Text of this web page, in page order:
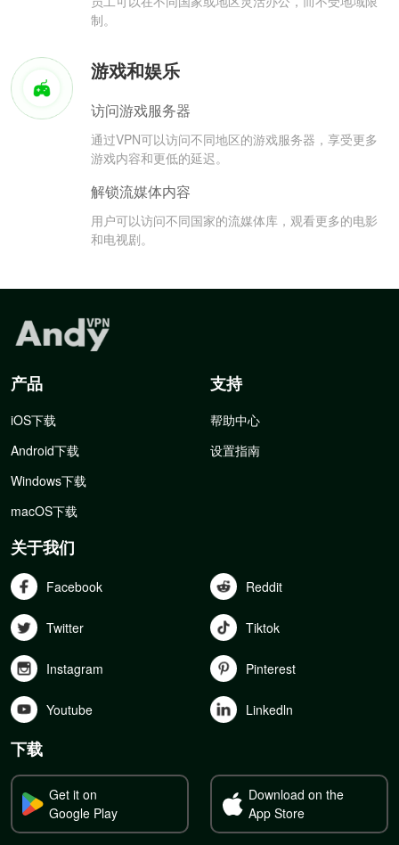
制。
游戏和娱乐
访问游戏服务器
通过VPN可以访问不同地区的游戏服务器，享受更多
游戏内容和更低的延迟。
解锁流媒体内容
用户可以访问不同国家的流媒体库，观看更多的电影
和电视剧。
产品
iOS下载
Android下载
Windows下载
macOS下载
支持
帮助中心
设置指南
关于我们
Facebook Reddit
Twitter Tiktok
Instagram Pinterest
Youtube Linkedln
下载
Get it on
Google Play
Download on the
App Store